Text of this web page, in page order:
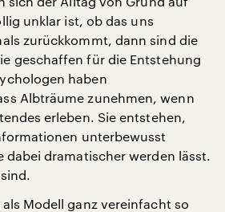
unklar ist, ob das uns
zurückkommt, dann sind die
geschaffen für die Entstehung
haben
Albträume zunehmen, wenn
erleben. Sie entstehen,
unterbewusst
dabei dramatischer werden lässt.
als Modell ganz vereinfacht so